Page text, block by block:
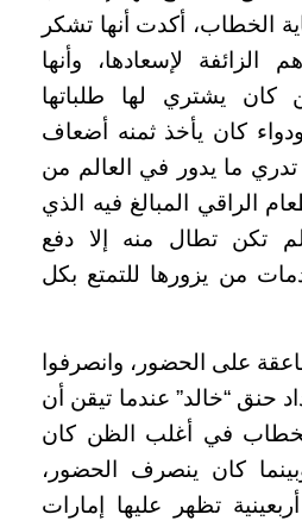
الخطاب، أكدت أنها تشكر
الزائفة لإسعادها، وأنها
يشتري لها طلباتها
كان يأخذ ثمنه أضعاف
تدري ما يدور في العالم من
الراقي المبالغ فيه الذي
تكن تطال منه إلا دفع
من يزورها للتمتع بكل
على الحضور، وانصرفوا
حنق “خالد” عندما تيقن أن
في أغلب الظن كان
كان ينصرف الحضور،
تظهر عليها إمارات